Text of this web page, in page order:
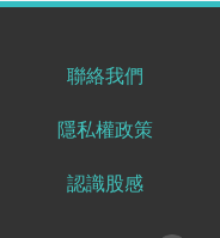
聯絡我們
隱私權政策
認識股感